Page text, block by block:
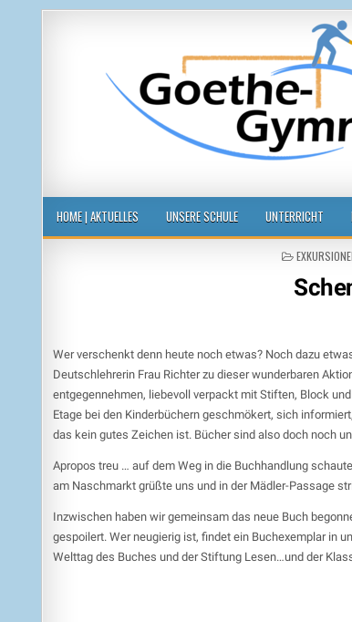
Goethegymnasium der Stadt
HOME | AKTUELLES UNSERE SCHULE UNTERRICHT
POSTED
Wer verschenkt denn heute noch etwas? Noch dazu
Deutschlehrerin Frau Richter zu dieser wunderbaren
entgegennehmen, liebevoll verpackt mit Stiften, Block
Etage bei den Kinderbüchern geschmökert, sich
das kein gutes Zeichen ist. Bücher sind also doch noch
Apropos treu … auf dem Weg in die Buchhandlung
am Naschmarkt grüßte uns und in der Mädler-Passage
Inzwischen haben wir gemeinsam das neue Buch
gespoilert. Wer neugierig ist, findet ein Buchexemplar in
Welttag des Buches und der Stiftung Lesen…und der